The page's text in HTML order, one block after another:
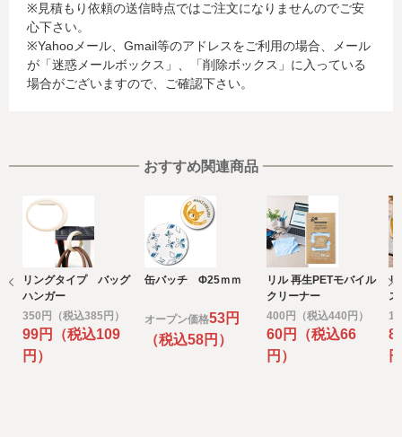
お客様が利用されているカード発行会社が外国にある場
合、これらの情報は当該発行会社が所属する国に移転され
る場合があります。当社では、お客様から収集した情報か
らは、ご利用のカード発行会社及び当該会社が所在する国
を特定することができないため、以下の個人情報保護措置
・発行会社の個人情報保護の措置
なお、個人情報保護委員会のホームページ
(https://www.ppc.go.jp/)では、各国における個人情報保護
制度に関する情報について掲載されています。
お客様が未成年の場合、親権者または後見人の承諾を得た
上で、本サービスを利用するものとします。
e) 個人情報の取扱いの委託について
取得した個人情報の取扱いの全部又は、一部を委託するこ
とがあります。
その場合には、当社において最善の考慮を行います。
※見積もり依頼の送信時点ではご注文になりませんのでご安
心下さい。
※Yahooメール、Gmail等のアドレスをご利用の場合、メール
が「迷惑メールボックス」、「削除ボックス」に入っている
場合がございますので、ご確認下さい。
おすすめ関連商品
リングタイプ バッグ
ハンガー
350円（税込385円）
99円（税込109
円）
缶バッチ Φ25ｍｍ
オープン価格53円
（税込58円）
リル 再生PETモバイル
クリーナー
400円（税込440円）
60円（税込66
円）
リ
ス